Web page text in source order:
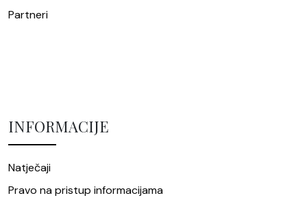
Partneri
INFORMACIJE
Natječaji
Pravo na pristup informacijama